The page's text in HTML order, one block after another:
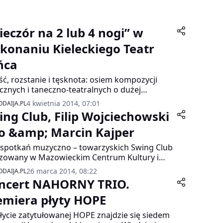
na 2 lub 4 nogi” w
Kieleckiego Teatr
rozstanie i tęsknota: osiem kompozycji
i taneczno-teatralnych o dużej
emocjonalnej. Niektóre pozycje
są głównie na tańcu, ekspresji
i pokazaniu piękna ludzkiego ciała. Inne,
relacje międzyludzkie i sytuacje z życia
kładą główny nacisk na przekazaną treść:
i śmieszą, nastrajają poważnie, wzruszają.
4 kwietnia 2014, 07:01
Club, Filip Wojciechowski
&amp; Marcin Kajper
muzyczno – towarzyskich Swing Club
w Mazowieckim Centrum Kultury i
od stycznia 2013 roku, kontynuowany w
roku w drugi i ostatni czwartek miesiąca, o
19.00.Przedsięwzięcie jest
przez ZAW STOART. Stanowi
spotkań odbywających się z inicjatywy
muzyków od 2001 r.Spotkania
26 marca 2014, 08:22
NAHORNY TRIO.
płyty HOPE
zatytułowanej HOPE znajdzie się siedem